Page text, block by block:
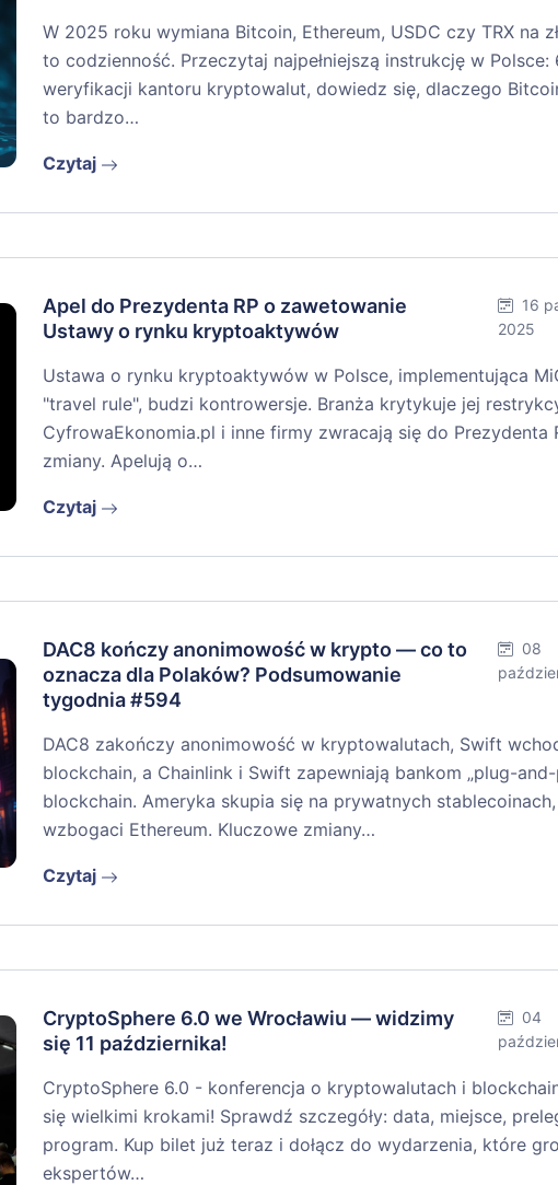
W 2025 roku wymiana Bitcoin, Ethereum, USDC czy TRX na
to codzienność. Przeczytaj najpełniejszą instrukcję w
weryfikacji kantoru kryptowalut, dowiedz się, dlaczego
to bardzo…
Czytaj
Apel do Prezydenta RP o zawetowanie
Ustawy o rynku kryptoaktywów
16
2025
Ustawa o rynku kryptoaktywów w Polsce, implementująca
"travel rule", budzi kontrowersje. Branża krytykuje jej
CyfrowaEkonomia.pl i inne firmy zwracają się do Prezydenta
zmiany. Apelują o…
Czytaj
DAC8 kończy anonimowość w krypto — co to
oznacza dla Polaków? Podsumowanie
tygodnia #594
08
DAC8 zakończy anonimowość w kryptowalutach, Swift
blockchain, a Chainlink i Swift zapewniają bankom „plug-
blockchain. Ameryka skupia się na prywatnych stablecoinach,
wzbogaci Ethereum. Kluczowe zmiany…
Czytaj
CryptoSphere 6.0 we Wrocławiu — widzimy
się 11 października!
04
CryptoSphere 6.0 - konferencja o kryptowalutach i
się wielkimi krokami! Sprawdź szczegóły: data, miejsce,
program. Kup bilet już teraz i dołącz do wydarzenia, które
ekspertów…